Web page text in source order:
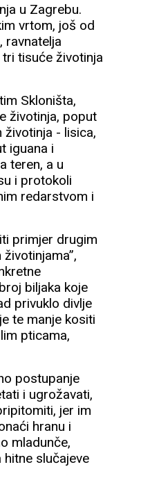
u Zagrebu.
vrtom, još od
ravnatelja
tisuće životinja
Skloništa,
životinja, poput
životinja - lisica,
iguana i
teren, a u
i protokoli
redarstvom i
primjer drugim
biljaka koje
privuklo divlje
te manje kositi
pticama,
postupanje
i ugrožavati,
jer im
hranu i
mladunče,
slučajeve